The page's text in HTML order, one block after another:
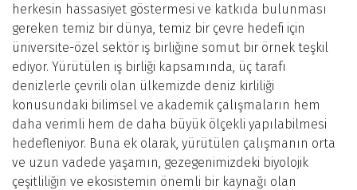
herkesin hassasiyet göstermesi ve katkıda bulunması
gereken temiz bir dünya, temiz bir çevre hedefi için
üniversite-özel sektör iş birliğine somut bir örnek teşkil
ediyor. Yürütülen iş birliği kapsamında, üç tarafı
denizlerle çevrili olan ülkemizde deniz kirliliği
konusundaki bilimsel ve akademik çalışmaların hem
daha verimli hem de daha büyük ölçekli yapılabilmesi
hedefleniyor. Buna ek olarak, yürütülen çalışmanın orta
ve uzun vadede yaşamın, gezegenimizdeki biyolojik
çeşitliliğin ve ekosistemin önemli bir kaynağı olan